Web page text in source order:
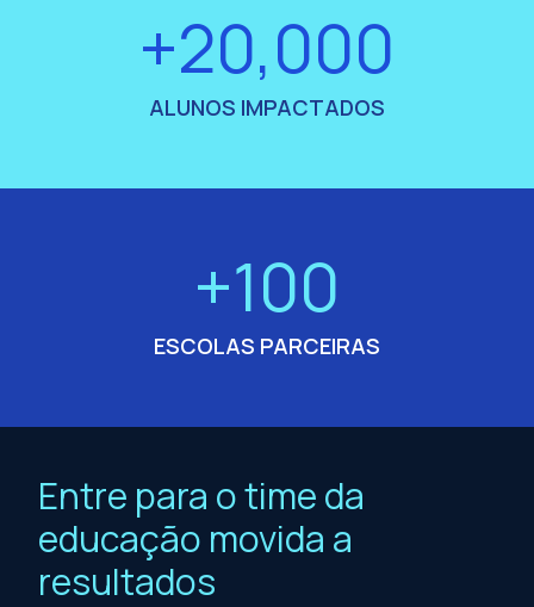
+20,000
ALUNOS IMPACTADOS
+100
ESCOLAS PARCEIRAS
Entre para o time da
educação movida a
resultados